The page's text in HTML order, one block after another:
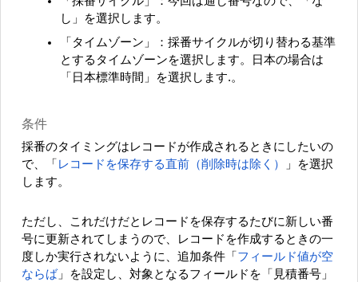
し」を選択します。
「タイムゾーン」：採番サイクルが切り替わる基準
とするタイムゾーンを選択します。日本の場合は
「日本標準時間」を選択します.。
条件
採番のタイミングはレコードが作成されるときにしたいの
で、「 レコードを保存する直前（削除時は除く）
」を選択
します。
ただし、これだけだとレコードを保存するたびに新しい番
号に更新されてしまうので、レコードを作成するときの一
度しか実行されないように、追加条件「 フィールド値が空
ならば」を設定し、対象となるフィールドを「見積番号」